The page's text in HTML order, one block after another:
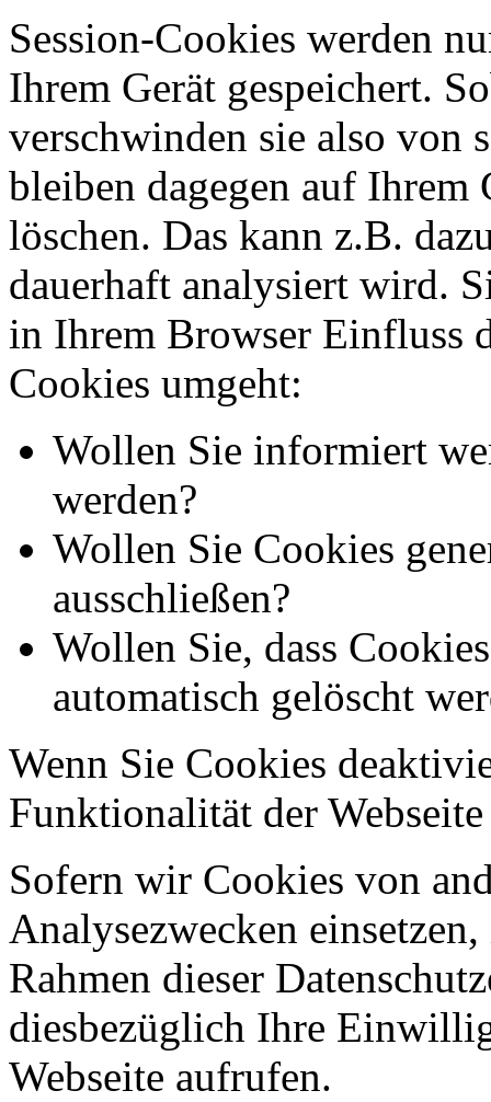
Session-Cookies werden
Ihrem Gerät gespeichert.
verschwinden sie also von
bleiben dagegen auf Ihrem
löschen. Das kann z.B.
dauerhaft analysiert wird.
in Ihrem Browser Einfluss
Cookies umgeht:
Wollen Sie informiert
werden?
Wollen Sie Cookies
ausschließen?
Wollen Sie, dass
automatisch gelöscht
Wenn Sie Cookies
Funktionalität der
Sofern wir Cookies von
Analysezwecken
Rahmen dieser
diesbezüglich Ihre
Webseite aufrufen.